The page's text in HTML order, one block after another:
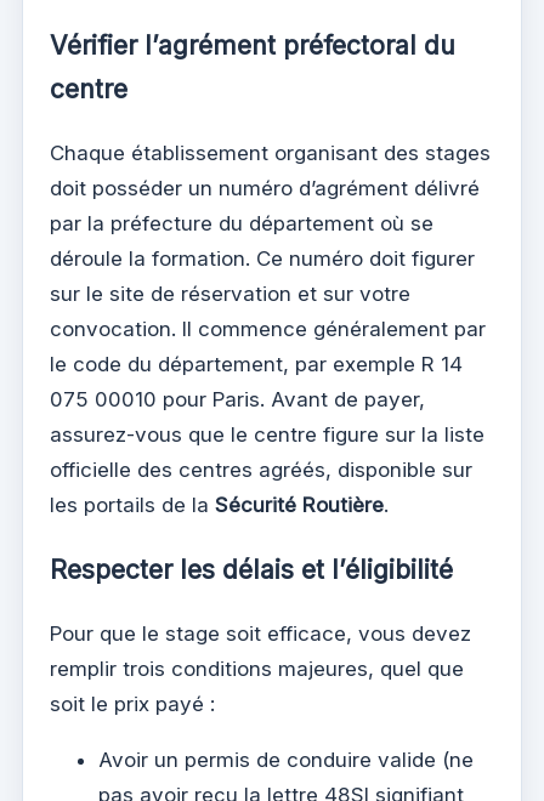
Vérifier l’agrément préfectoral du
centre
Chaque établissement organisant des stages
doit posséder un numéro d’agrément délivré
par la préfecture du département où se
déroule la formation. Ce numéro doit figurer
sur le site de réservation et sur votre
convocation. Il commence généralement par
le code du département, par exemple R 14
075 00010 pour Paris. Avant de payer,
assurez-vous que le centre figure sur la liste
officielle des centres agréés, disponible sur
les portails de la Sécurité Routière.
Respecter les délais et l’éligibilité
Pour que le stage soit efficace, vous devez
remplir trois conditions majeures, quel que
soit le prix payé :
Avoir un permis de conduire valide (ne
pas avoir reçu la lettre 48SI signifiant